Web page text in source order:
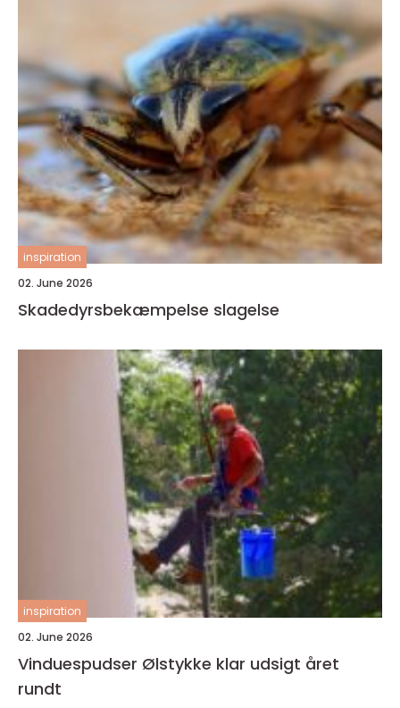
inspiration
02. June 2026
Skadedyrsbekæmpelse slagelse
inspiration
02. June 2026
Vinduespudser Ølstykke klar udsigt året
rundt